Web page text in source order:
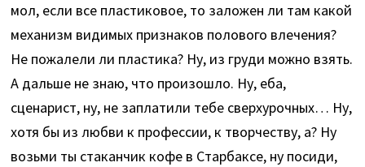
мол, если все пластиковое, то заложен ли там какой
механизм видимых признаков полового влечения?
Не пожалели ли пластика? Ну, из груди можно взять.
А дальше не знаю, что произошло. Ну, еба,
сценарист, ну, не заплатили тебе сверхурочных… Ну,
хотя бы из любви к профессии, к творчеству, а? Ну
возьми ты стаканчик кофе в Старбаксе, ну посиди,